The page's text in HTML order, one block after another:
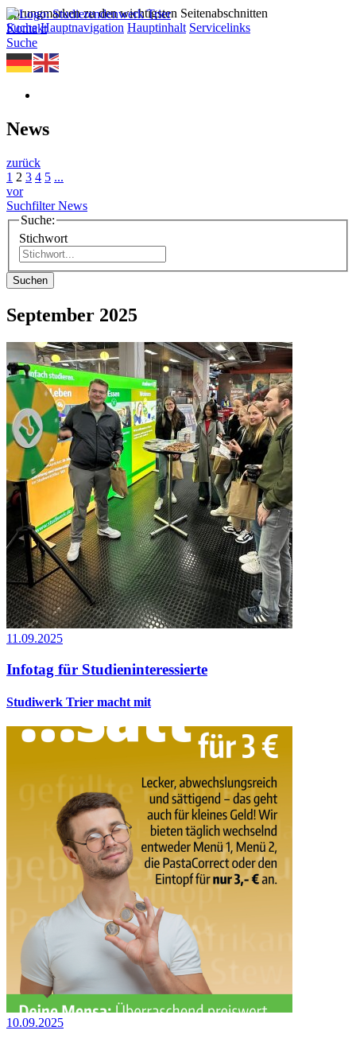
Sprungmarken zu den wichtigsten Seitenabschnitten
Suche Hauptnavigation Hauptinhalt Servicelinks
Kontakt
Suche
News
zurück
1 2 3 4 5 ...
vor
Suchfilter News
Suche:
Stichwort
Suchen
September 2025
11.09.2025
Infotag für Studieninteressierte
Studiwerk Trier macht mit
10.09.2025